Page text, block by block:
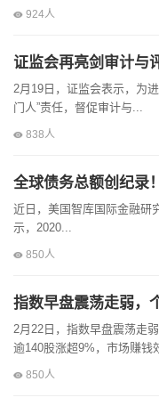
924人
证监会再亮剑审计与
2月19日，证监会表示，为
门人”责任，督促审计与...
838人
全球债务总额创纪录
近日，美国智库国际金融研
示，2020...
850人
指数早盘震荡走弱，
2月22日，指数早盘震荡走
逾140股涨超9%，市场赚钱
850人